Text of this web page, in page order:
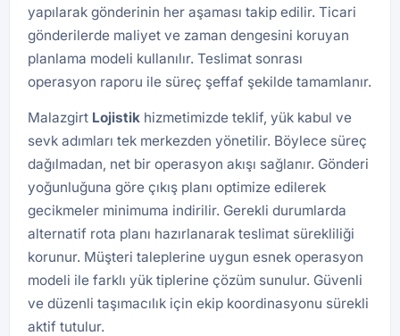
yapılarak gönderinin her aşaması takip edilir. Ticari
gönderilerde maliyet ve zaman dengesini koruyan
planlama modeli kullanılır. Teslimat sonrası
operasyon raporu ile süreç şeffaf şekilde tamamlanır.
Malazgirt Lojistik hizmetimizde teklif, yük kabul ve
sevk adımları tek merkezden yönetilir. Böylece süreç
dağılmadan, net bir operasyon akışı sağlanır. Gönderi
yoğunluğuna göre çıkış planı optimize edilerek
gecikmeler minimuma indirilir. Gerekli durumlarda
alternatif rota planı hazırlanarak teslimat sürekliliği
korunur. Müşteri taleplerine uygun esnek operasyon
modeli ile farklı yük tiplerine çözüm sunulur. Güvenli
ve düzenli taşımacılık için ekip koordinasyonu sürekli
aktif tutulur.